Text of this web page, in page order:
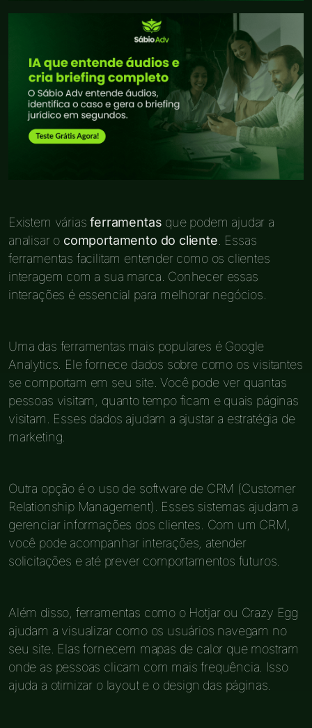
Existem váriasferramentas que podem ajudar a
analisar o comportamento do cliente . Essas
ferramentas facilitam entender como os clientes
interagem com a sua marca. Conhecer essas
interações é essencial para melhorar negócios.
Uma das ferramentas mais populares é Google
Analytics. Ele fornece dados sobre como os visitantes
se comportam em seu site. Você pode ver quantas
pessoas visitam, quanto tempo ficam e quais páginas
visitam. Esses dados ajudam a ajustar a estratégia de
marketing.
Outra opção é o uso de software de CRM (Customer
Relationship Management). Esses sistemas ajudam a
gerenciar informações dos clientes. Com um CRM,
você pode acompanhar interações, atender
solicitações e até prever comportamentos futuros.
Além disso, ferramentas como o Hotjar ou Crazy Egg
ajudam a visualizar como os usuários navegam no
seu site. Elas fornecem mapas de calor que mostram
onde as pessoas clicam com mais frequência. Isso
ajuda a otimizar o layout e o design das páginas.